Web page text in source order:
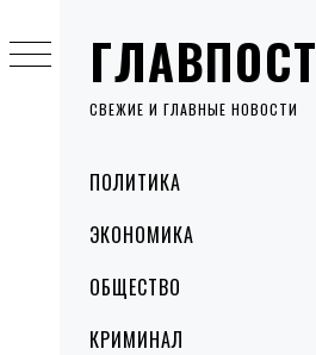
ГЛАВПОСТ
СВЕЖИЕ И ГЛАВНЫЕ НОВОСТИ
MenuПОЛИТИКА
ЭКОНОМИКА
ОБЩЕСТВО
КРИМИНАЛ
to
content